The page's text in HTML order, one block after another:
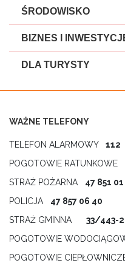
ŚRODOWISKO
BIZNES I
DLA TURYSTY
WAŻNE TELEFONY
TELEFON ALARMOWY 112
POGOTOWIE RATUNKOWE
STRAŻ POŻARNA 47 851
POLICJA 47 857 06 40
STRAŻ GMINNA 33/443-
POGOTOWIE
POGOTOWIE